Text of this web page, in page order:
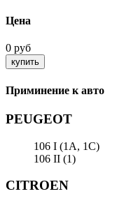
Цена
0 руб
Приминение к авто
PEUGEOT
106 I (1A, 1C)
106 II (1)
CITROEN